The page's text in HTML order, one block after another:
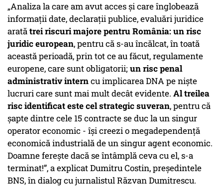
„Analiza la care am avut acces și care înglobează
informații date, declarații publice, evaluări juridice
aratătrei riscuri majore pentru România: un risc
juridic european, pentru că s-au încălcat, în toată
această perioadă, prin tot ce au făcut, regulamente
europene, care sunt obligatorii; un risc penal
administrativ interncu implicarea DNA pe niște
lucruri care sunt mai mult decât evidente. Al treilea
risc identificat este cel strategic suveran, pentru că
șapte dintre cele 15 contracte se duc la un singur
operator economic - își creezi o megadependență
economică industrială de un singur agent economic.
Doamne ferește dacă se întâmplă ceva cu el, s-a
terminat!”, a explicat Dumitru Costin, președintele
BNS, în dialog cu jurnalistul Răzvan Dumitrescu.